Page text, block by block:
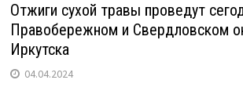
Отжиги сухой травы проведут
Правобережном и Свердловском
Иркутска
04.04.2024